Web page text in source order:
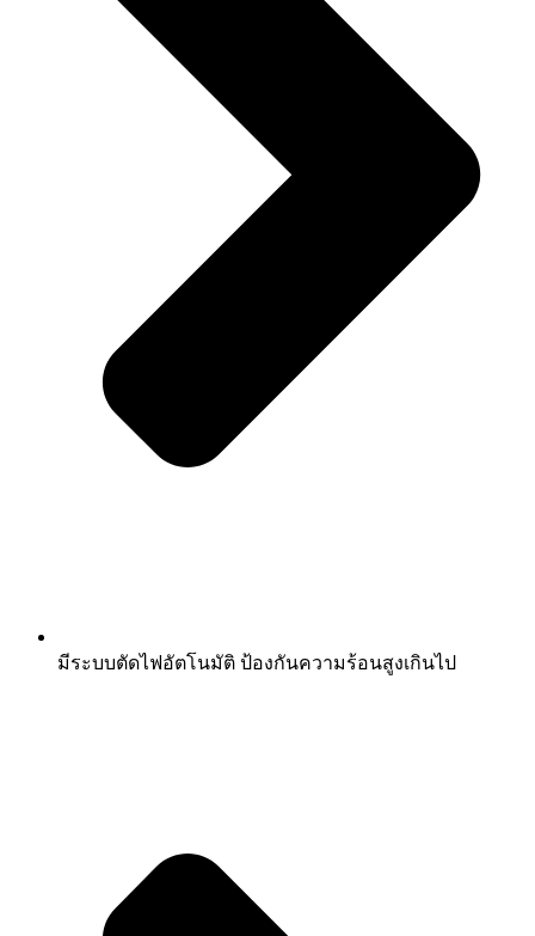
มีระบบตัดไฟอัตโนมัติ ป้องกันความร้อนสูงเกินไป